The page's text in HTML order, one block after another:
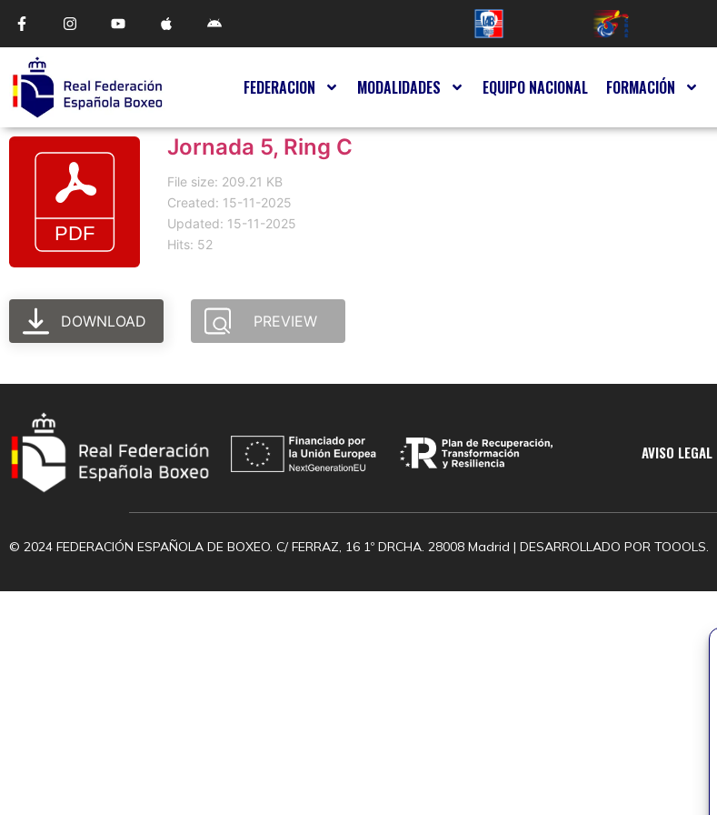
FEDERACION MODALIDADES EQUIPO NACIONAL FORMACIÓN
Jornada 5, Ring C
File size: 209.21 KB
Created: 15-11-2025
Updated: 15-11-2025
Hits: 52
DOWNLOAD PREVIEW
AVISO LEGAL
© 2024 FEDERACIÓN ESPAÑOLA DE BOXEO. C/ FERRAZ, 16 1º DRCHA. 28008 Madrid | DESARROLLADO POR TOOOLS.